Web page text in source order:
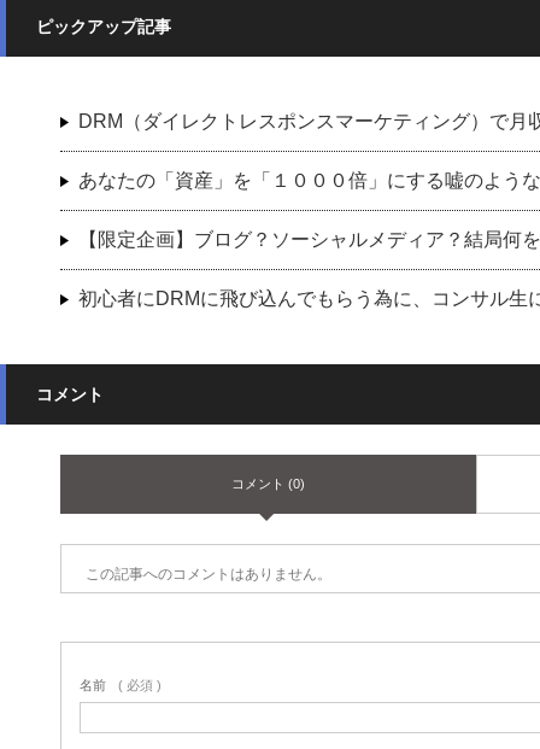
ピックアップ記事
DRM（ダイレクトレスポンスマーケティング）で
あなたの「資産」を「１０００倍」にする嘘のよう
【限定企画】ブログ？ソーシャルメディア？結局
初心者にDRMに飛び込んでもらう為に、コンサル
コメント
コメント (0)
この記事へのコメントはありません。
名前 ( 必須 )